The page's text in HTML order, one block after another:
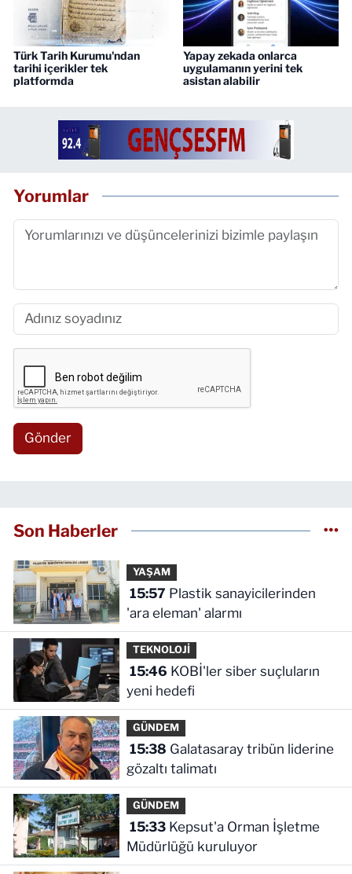
Türk Tarih Kurumu'ndan
tarihi içerikler tek
platformda
Yapay zekada onlarca
uygulamanın yerini tek
asistan alabilir
Yorumlar
Gönder
Son Haberler
YAŞAM
15:57
'ara eleman' alarmı
TEKNOLOJİ
15:46
yeni hedefi
GÜNDEM
15:38
gözaltı talimatı
GÜNDEM
15:33Kepsut'a Orman İşletme
Müdürlüğü kuruluyor